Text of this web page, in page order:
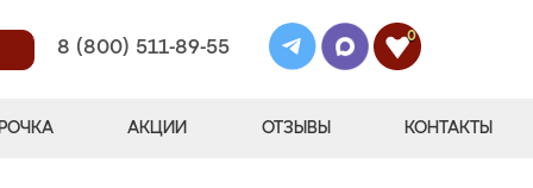
8 (800) 511-89-55
0
АКЦИИ ОТЗЫВЫ КОНТАКТЫ